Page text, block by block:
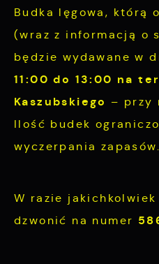
Budka lęgowa, którą
(wraz z informacją o
będzie wydawane w
11:00 do 13:00 na
Kaszubskiego – przy
Ilość budek
wyczerpania zapasów.
W razie
dzwonić na numer